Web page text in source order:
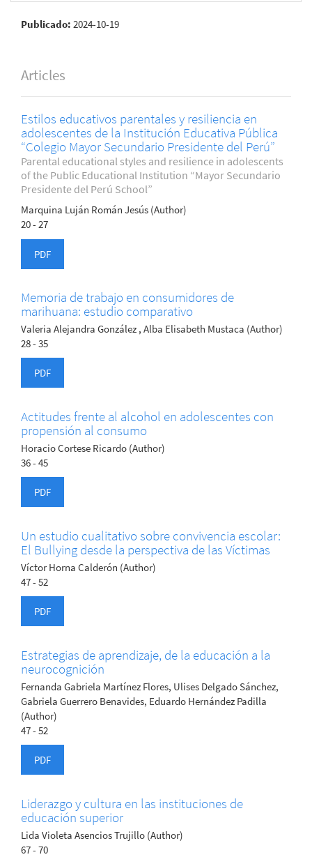
Publicado: 2024-10-19
Articles
Estilos educativos parentales y resiliencia en
adolescentes de la Institución Educativa Pública
“Colegio Mayor Secundario Presidente del Perú”
Parental educational styles and resilience in adolescents
of the Public Educational Institution “Mayor Secundario
Presidente del Perú School”
Marquina Luján Román Jesús (Author)
20 - 27
PDF
Memoria de trabajo en consumidores de
marihuana: estudio comparativo
Valeria Alejandra González , Alba Elisabeth Mustaca (Author)
28 - 35
PDF
Actitudes frente al alcohol en adolescentes con
propensión al consumo
Horacio Cortese Ricardo (Author)
36 - 45
PDF
Un estudio cualitativo sobre convivencia escolar:
El Bullying desde la perspectiva de las Víctimas
Víctor Horna Calderón (Author)
47 - 52
PDF
Estrategias de aprendizaje, de la educación a la
neurocognición
Fernanda Gabriela Martínez Flores, Ulises Delgado Sánchez,
Gabriela Guerrero Benavides, Eduardo Hernández Padilla
(Author)
47 - 52
PDF
Liderazgo y cultura en las instituciones de
educación superior
Lida Violeta Asencios Trujillo (Author)
67 - 70